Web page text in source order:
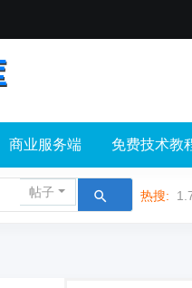
商业服务端 免费技术教
帖子 热搜: